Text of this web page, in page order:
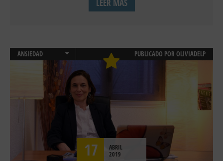
LEER MÁS
ANSIEDAD
PSICOLOGÍA CLÍNICA
PUBLICADO POR OLIVIADELP
17
ABRIL
2019